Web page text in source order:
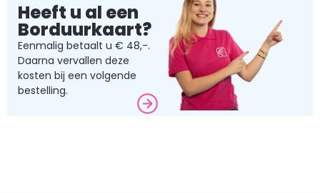
Heeft u al een
Borduurkaart?
Eenmalig betaalt u € 48,-.
Daarna vervallen deze
kosten bij een volgende
bestelling.